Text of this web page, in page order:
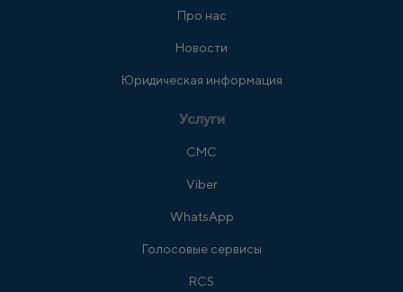
Про нас
Новости
Юридическая информация
Услуги
СМС
Viber
WhatsApp
Голосовые сервисы
RCS